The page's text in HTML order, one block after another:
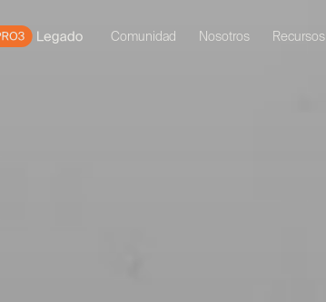
Comunidad Nosotros Recursos